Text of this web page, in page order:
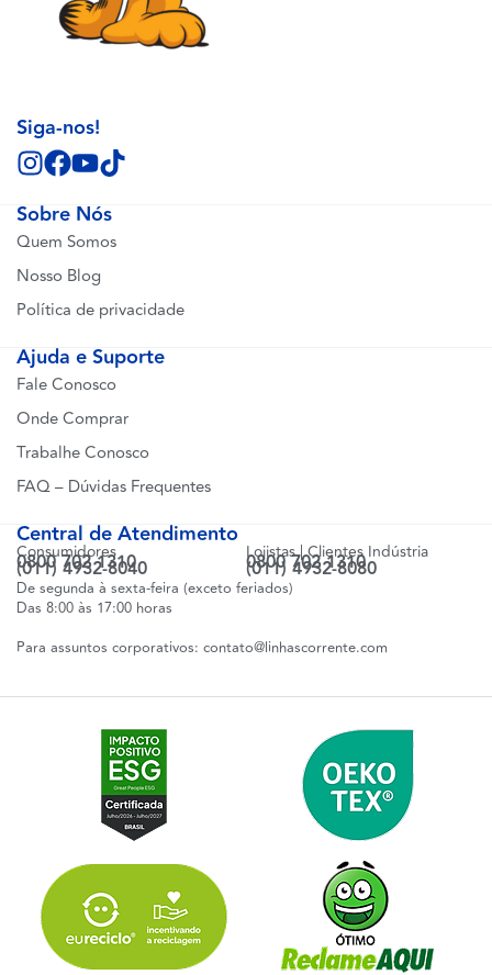
Sobre Nós
Quem Somos
Nosso Blog
Política de privacidade
Ajuda e Suporte
Fale Conosco
Onde Comprar
Trabalhe Conosco
FAQ – Dúvidas Frequentes
Central de Atendimento
Consumidores
0800 702 1310
(011) 4932-8040
Lojistas | Clientes Indústria
0800 702 1310
(011) 4932-8080
De segunda à sexta-feira (exceto feriados)
Das 8:00 às 17:00 horas
Para assuntos corporativos: contato@linhascorrente.com
Siga-nos!